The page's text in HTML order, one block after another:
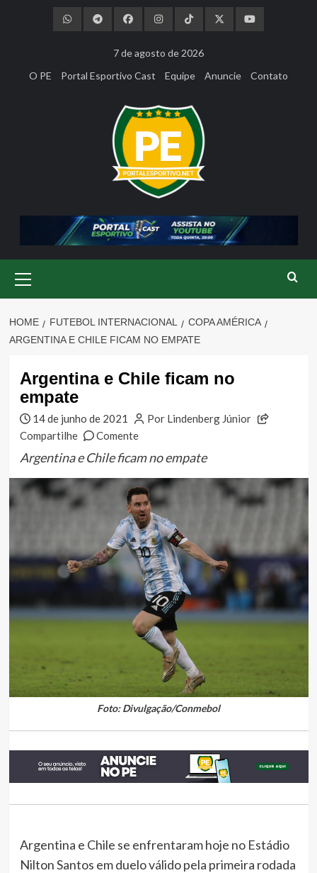
7 de agosto de 2026
O PE
Portal Esportivo Cast Equipe Anuncie Contato
Menu
HOME FUTEBOL INTERNACIONAL
COPA AMÉRICA
ARGENTINA E CHILE FICAM NO EMPATE
Argentina e Chile ficam no
empate
14 de junho de 2021
Por Lindenberg Júnior
Compartilhe
Comente
Argentina e Chile ficam no empate
Foto: Divulgação/Conmebol
Argentina e Chile se enfrentaram hoje no Estádio
Nilton Santos em duelo válido pela primeira rodada